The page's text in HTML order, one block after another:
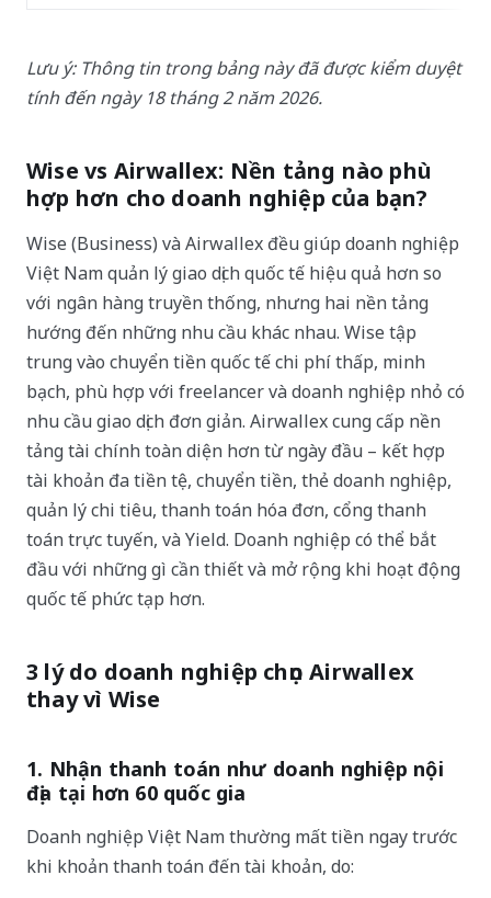
Lưu ý: Thông tin trong bảng này đã được kiểm duyệt
tính đến ngày 18 tháng 2 năm 2026.
Wise vs Airwallex: Nền tảng nào phù
hợp hơn cho doanh nghiệp của bạn?
Wise (Business) và Airwallex đều giúp doanh nghiệp
Việt Nam quản lý giao dịch quốc tế hiệu quả hơn so
với ngân hàng truyền thống, nhưng hai nền tảng
hướng đến những nhu cầu khác nhau. Wise tập
trung vào chuyển tiền quốc tế chi phí thấp, minh
bạch, phù hợp với freelancer và doanh nghiệp nhỏ có
nhu cầu giao dịch đơn giản. Airwallex cung cấp nền
tảng tài chính toàn diện hơn từ ngày đầu – kết hợp
tài khoản đa tiền tệ, chuyển tiền, thẻ doanh nghiệp,
quản lý chi tiêu, thanh toán hóa đơn, cổng thanh
toán trực tuyến, và Yield. Doanh nghiệp có thể bắt
đầu với những gì cần thiết và mở rộng khi hoạt động
quốc tế phức tạp hơn.
3 lý do doanh nghiệp chọn Airwallex
thay vì Wise
1. Nhận thanh toán như doanh nghiệp nội
địa tại hơn 60 quốc gia
Doanh nghiệp Việt Nam thường mất tiền ngay trước
khi khoản thanh toán đến tài khoản, do: